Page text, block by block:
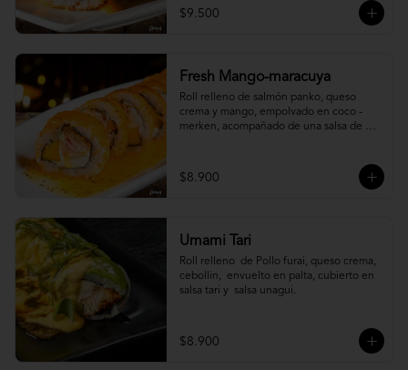
$9.500
Fresh Mango-maracuya
Roll relleno de salmón panko, queso
crema y mango, empolvado en coco -
merken, acompañado de una salsa de
$8.900
Umami Tari
Roll relleno  de Pollo furai, queso crema,
cebollin,  envuelto en palta, cubierto en
salsa tari y  salsa unagui.
$8.900